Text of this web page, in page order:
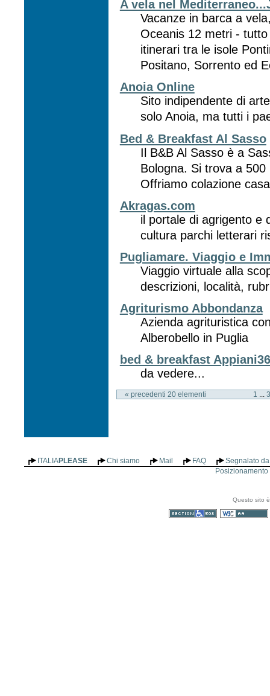
A vela nel
Vacanze in barca a
Oceanis 12 metri -
itinerari tra le isole
Positano, Sorrento ed
Anoia Online
Sito indipendente di
solo Anoia, ma tutti i
Bed & Breakfast Al Sasso
Il B&B Al Sasso è a
Bologna. Si trova a
Offriamo colazione
Akragas.com
il portale di agrigento e
cultura parchi letterari
Pugliamare. Viaggio e
Viaggio virtuale alla
descrizioni, località,
Agriturismo Abbondanza
Azienda agrituristica
Alberobello in Puglia
bed & breakfast Appiani36
da vedere...
« precedenti 20 elementi 1 3
ITALIAPLEASE Chi siamo Mail FAQ
Segnalato
Questo sito